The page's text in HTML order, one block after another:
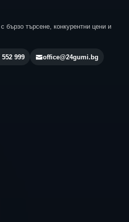
бързо търсене, конкурентни цени и
552 999 office@24gumi.bg